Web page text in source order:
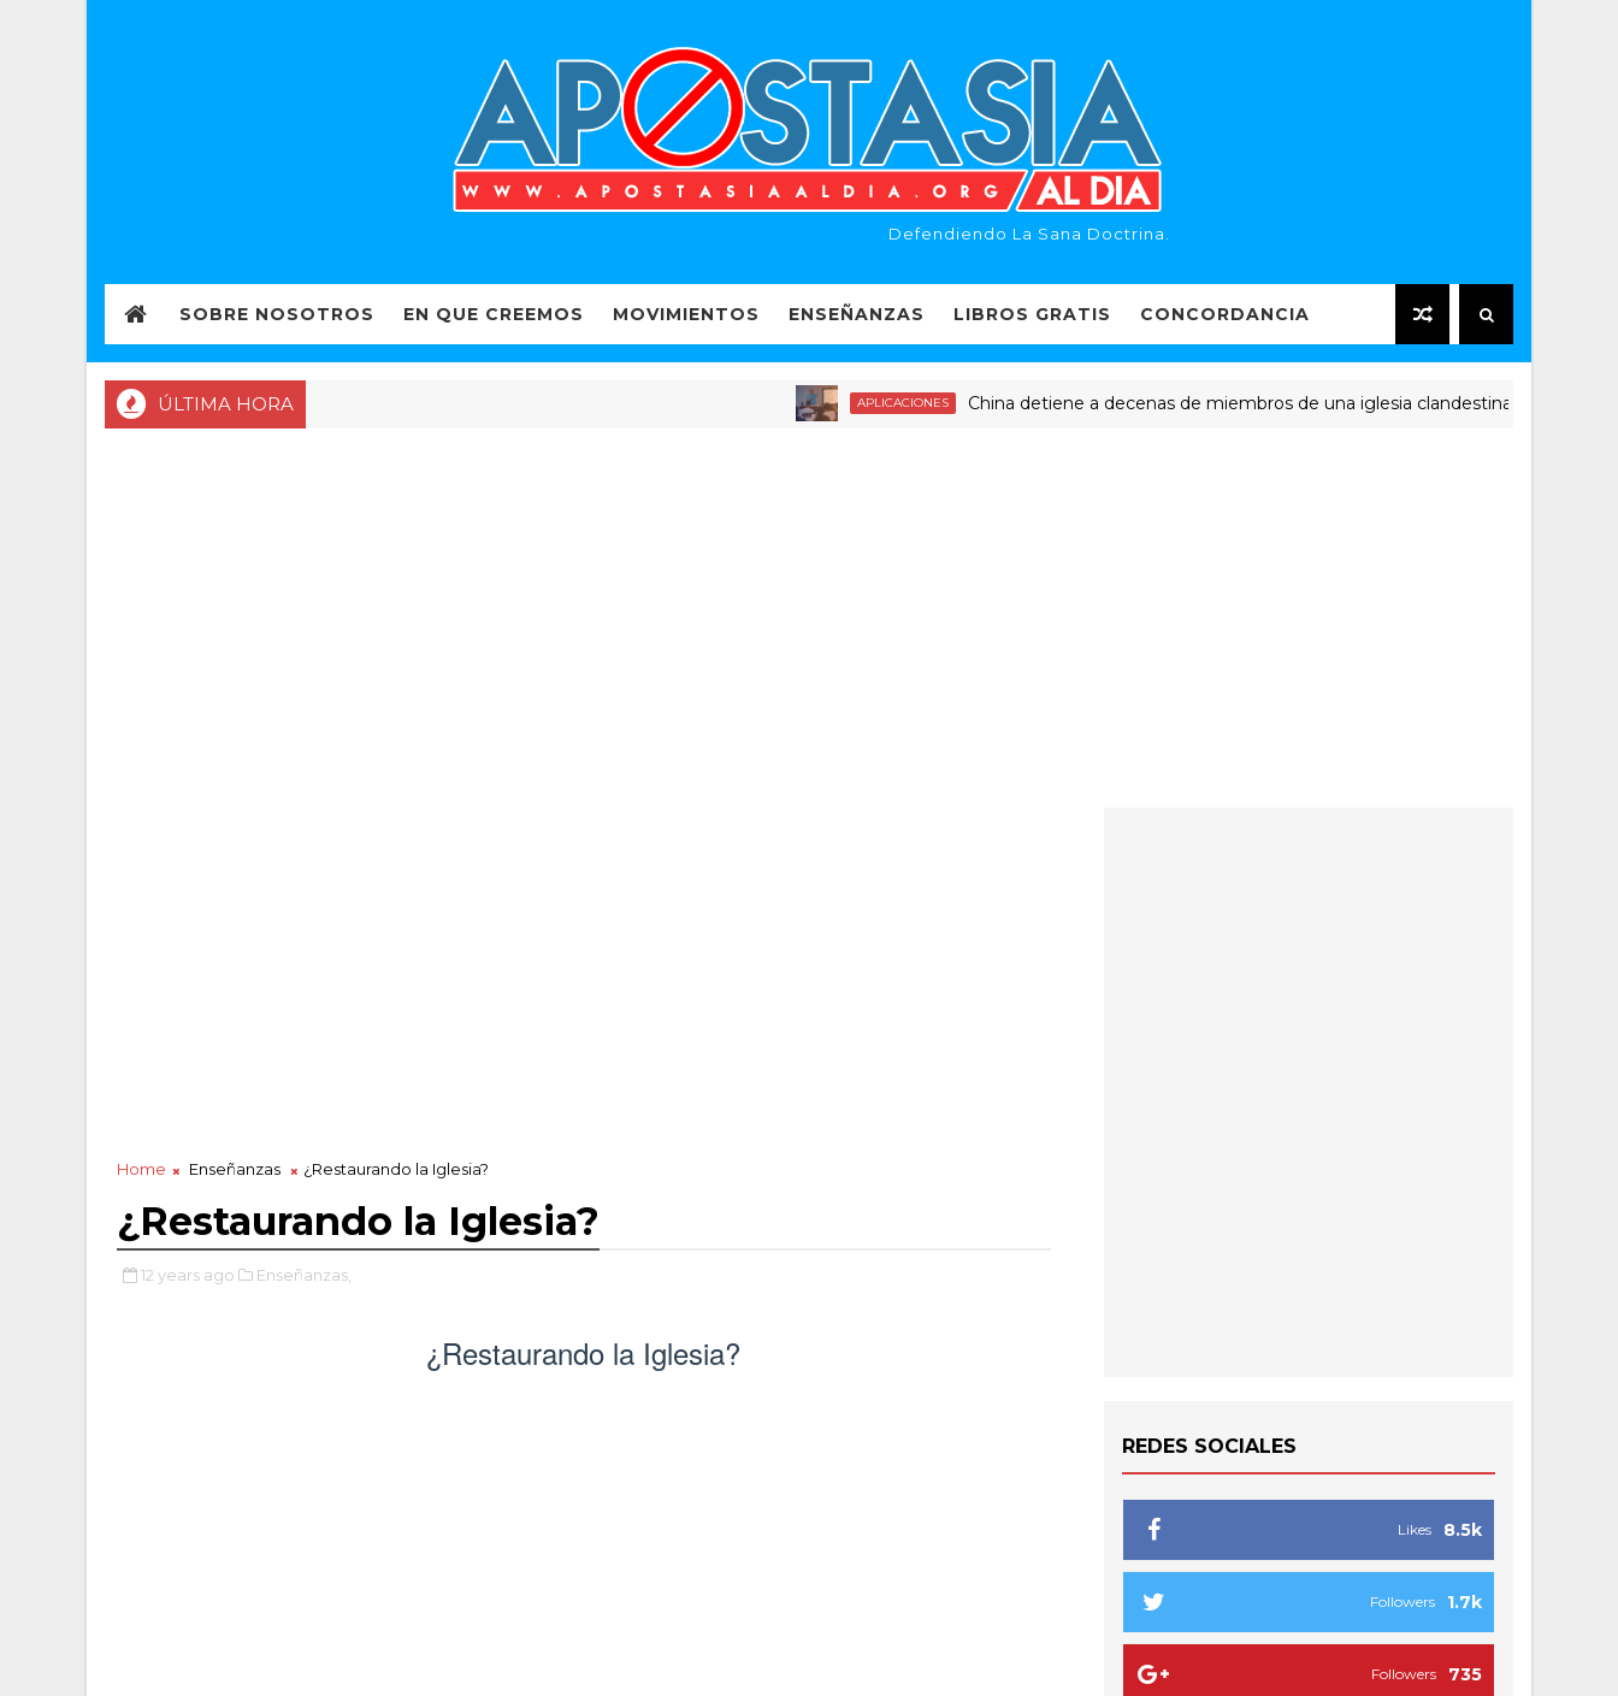
Defendiendo La Sana Doctrina.
SOBRE NOSOTROS EN QUE CREEMOS MOVIMIENTOS ENSEÑANZAS LIBROS GRATIS CONCORDANCIA
ÚLTIMA HORA APLICACIONES China detiene a decenas de miembros de una iglesia clandestina
Home Enseñanzas ¿Restaurando la Iglesia?
¿Restaurando la Iglesia?
12 years ago Enseñanzas,
¿Restaurando la Iglesia?
REDES SOCIALES
8.5k
Likes
1.7k
Followers
735
Followers